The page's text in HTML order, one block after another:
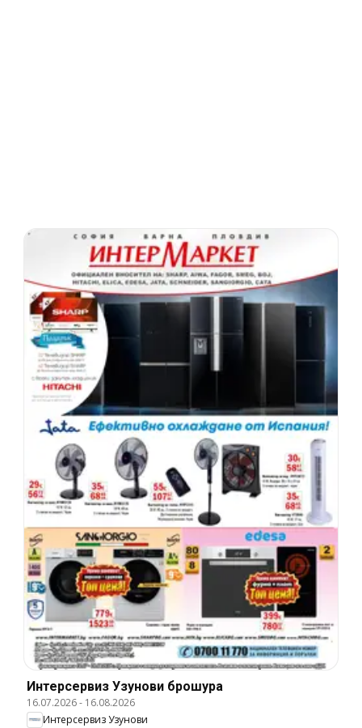
Интерсервиз Узунови брошура
16.07.2026- 16.08.2026
Интерсервиз Узунови